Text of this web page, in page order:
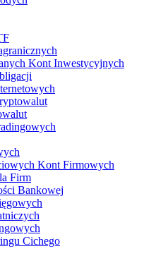
Kont Inwestycyjnych
Kont Firmowych
Firm
Bankowej
Cichego